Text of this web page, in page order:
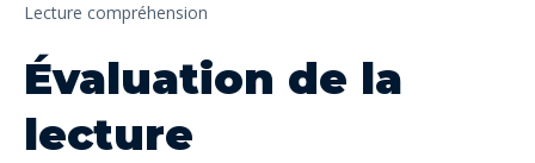
Lecture compréhension
Évaluation de la
lecture